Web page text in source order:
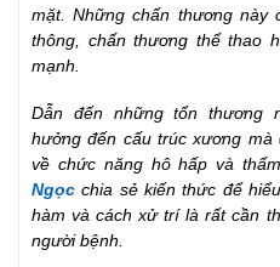
mặt. Những chấn thương này
thông, chấn thương thể thao
mạnh.
Dẫn đến những tổn thương
hưởng đến cấu trúc xương
về chức năng hô hấp và
Ngọc chia sẻ kiến thức để
hàm và cách xử trí là rất cần
người bệnh.